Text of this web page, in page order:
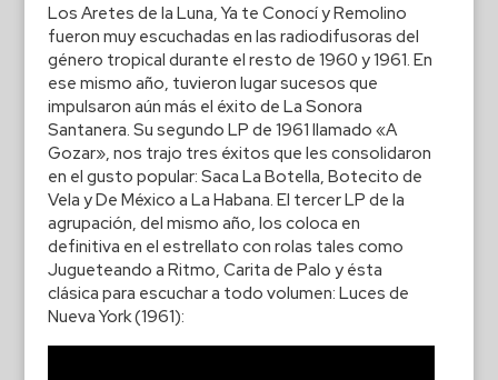
Los Aretes de la Luna, Ya te Conocí y Remolino
fueron muy escuchadas en las radiodifusoras del
género tropical durante el resto de 1960 y 1961. En
ese mismo año, tuvieron lugar sucesos que
impulsaron aún más el éxito de La Sonora
Santanera. Su segundo LP de 1961 llamado «A
Gozar», nos trajo tres éxitos que les consolidaron
en el gusto popular: Saca La Botella, Botecito de
Vela y De México a La Habana. El tercer LP de la
agrupación, del mismo año, los coloca en
definitiva en el estrellato con rolas tales como
Jugueteando a Ritmo, Carita de Palo y ésta
clásica para escuchar a todo volumen: Luces de
Nueva York (1961):